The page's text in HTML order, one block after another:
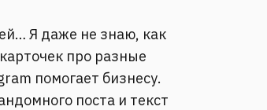
Я даже не знаю, как
про разные
помогает бизнесу.
поста и текст